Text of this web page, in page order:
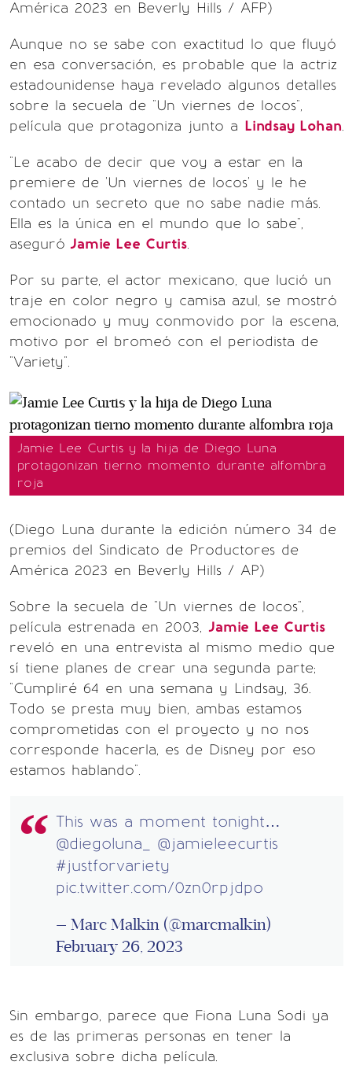
América 2023 en Beverly Hills / AFP)
Aunque no se sabe con exactitud lo que fluyó
en esa conversación, es probable que la actriz
estadounidense haya revelado algunos detalles
sobre la secuela de "Un viernes de locos",
película que protagoniza junto a Lindsay Lohan.
"Le acabo de decir que voy a estar en la
premiere de 'Un viernes de locos' y le he
contado un secreto que no sabe nadie más.
Ella es la única en el mundo que lo sabe",
aseguró Jamie Lee Curtis.
Por su parte, el actor mexicano, que lució un
traje en color negro y camisa azul, se mostró
emocionado y muy conmovido por la escena,
motivo por el bromeó con el periodista de
"Variety".
Jamie Lee Curtis y la hija de Diego Luna
protagonizan tierno momento durante alfombra
roja
(Diego Luna durante la edición número 34 de
premios del Sindicato de Productores de
América 2023 en Beverly Hills / AP)
Sobre la secuela de "Un viernes de locos",
película estrenada en 2003, Jamie Lee Curtis
reveló en una entrevista al mismo medio que
sí tiene planes de crear una segunda parte;
"Cumpliré 64 en una semana y Lindsay, 36.
Todo se presta muy bien, ambas estamos
comprometidas con el proyecto y no nos
corresponde hacerla, es de Disney por eso
estamos hablando".
This was a moment tonight…
@diegoluna_
@jamieleecurtis
#justforvariety
pic.twitter.com/0zn0rpjdpo
— Marc Malkin (@marcmalkin)
February 26, 2023
Sin embargo, parece que Fiona Luna Sodi ya
es de las primeras personas en tener la
exclusiva sobre dicha película.